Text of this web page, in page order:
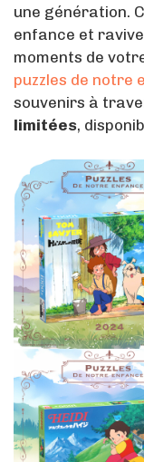
une génération.
enfance et
moments de
puzzles de notre
souvenirs à
limitées,